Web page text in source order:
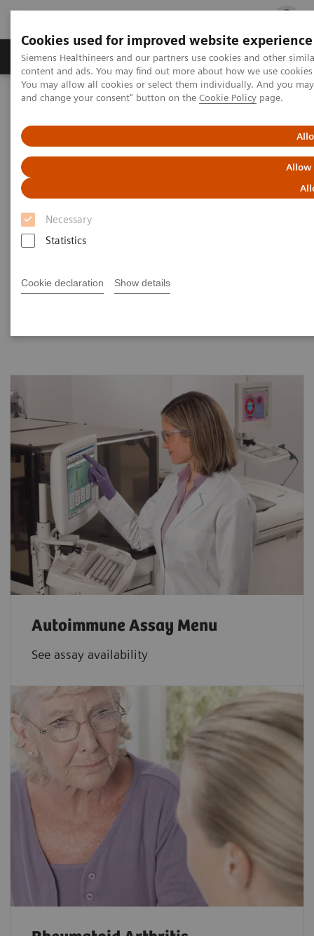
Cookies used for improved website experience
Siemens Healthineers and our partners use cookies and other
content and ads. You may find out more about how we use
You may allow all cookies or select them individually. And you
and change your consent" button on the Cookie Policy page.
Allow
Necessary
Statistics
Cookie declaration Show details
Ürün ve Hizmetler Öne Çıkanlar Sağlık
Siemens Healthineers Türkiye
Laboratuvar Diagnostiği
Autoimmune Disorders
Early detection of autoimmune disease is critical to
ensure that early treatment is administered to
Siemens Healthineers is committed to providing
Autoimmune Assay Menu
See assay availability